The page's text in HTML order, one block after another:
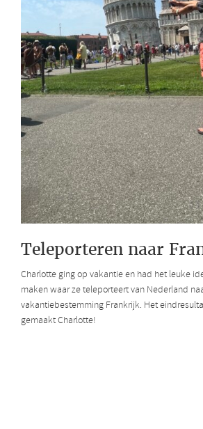
Teleporteren naar
Charlotte ging op vakantie en had het leuke
maken waar ze teleporteert van Nederland
vakantiebestemming Frankrijk. Het
gemaakt Charlotte!